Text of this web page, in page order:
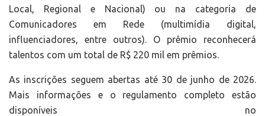
Local, Regional e Nacional) ou na categoria de
Comunicadores em Rede (multimídia digital,
influenciadores, entre outros). O prêmio reconhecerá
talentos com um total de R$ 220 mil em prêmios.
As inscrições seguem abertas até 30 de junho de 2026.
Mais informações e o regulamento completo estão
disponíveis no